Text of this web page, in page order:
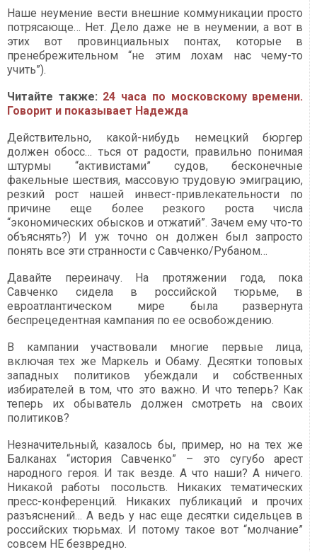
Наше неумение вести внешние коммуникации просто
потрясающе… Нет. Дело даже не в неумении, а вот в
этих вот провинциальных понтах, которые в
пренебрежительном “не этим лохам нас чему-то
учить”).
Читайте также: 24 часа по московскому времени.
Говорит и показывает Надежда
Действительно, какой-нибудь немецкий бюргер
должен обосс… ться от радости, правильно понимая
штурмы “активистами” судов, бесконечные
факельные шествия, массовую трудовую эмиграцию,
резкий рост нашей инвест-привлекательности по
причине еще более резкого роста числа
“экономических обысков и отжатий”. Зачем ему что-то
объяснять?) И уж точно он должен был запросто
понять все эти странности с Савченко/Рубаном…
Давайте переиначу. На протяжении года, пока
Савченко сидела в российской тюрьме, в
евроатлантическом мире была развернута
беспрецедентная кампания по ее освобождению.
В кампании участвовали многие первые лица,
включая тех же Маркель и Обаму. Десятки топовых
западных политиков убеждали и собственных
избирателей в том, что это важно. И что теперь? Как
теперь их обыватель должен смотреть на своих
политиков?
Незначительный, казалось бы, пример, но на тех же
Балканах “история Савченко” – это сугубо арест
народного героя. И так везде. А что наши? А ничего.
Никакой работы посольств. Никаких тематических
пресс-конференций. Никаких публикаций и прочих
разъяснений… А ведь у нас еще десятки сидельцев в
российских тюрьмах. И потому такое вот “молчание”
совсем НЕ безвредно.